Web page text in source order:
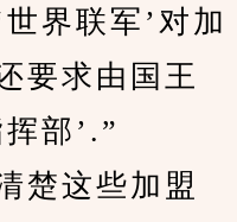
界联军’对加
要求由国王
部’.”
这些加盟